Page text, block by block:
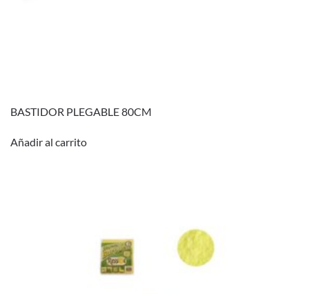
BASTIDOR PLEGABLE 80CM
Añadir al carrito